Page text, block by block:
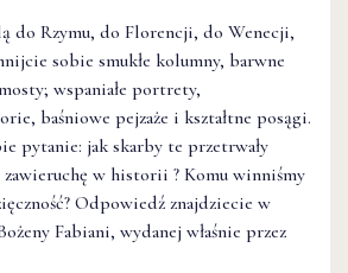
do Rzymu, do Florencji, do Wenecji,
sobie smukłe kolumny, barwne
wspaniałe portrety,
baśniowe pejzaże i kształtne posągi.
pytanie: jak skarby te przetrwały
zawieruchę w historii ? Komu winniśmy
Odpowiedź znajdziecie w
Fabiani, wydanej właśnie przez